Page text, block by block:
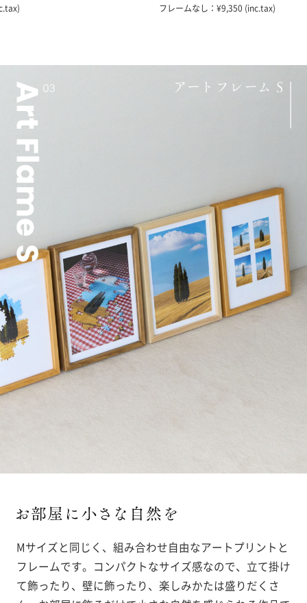
フレームなし：¥9,350 (inc.tax)
Mサイズと同じく、組み合わせ自由なアートプリントと
フレームです。コンパクトなサイズ感なので、立て掛け
て飾ったり、壁に飾ったり、楽しみかたは盛りだくさ